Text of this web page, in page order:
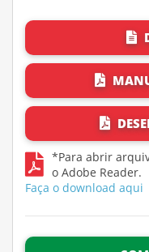
*Para abrir
o Adobe Reader.
Faça o download aqui